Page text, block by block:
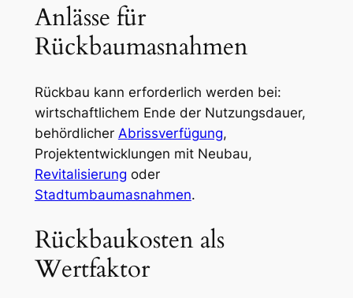
Anlässe für
Rückbaumasnahmen
Rückbau kann erforderlich werden bei:
wirtschaftlichem Ende der Nutzungsdauer,
behördlicher Abrissverfügung,
Projektentwicklungen mit Neubau,
Revitalisierung oder
Stadtumbaumasnahmen.
Rückbaukosten als
Wertfaktor